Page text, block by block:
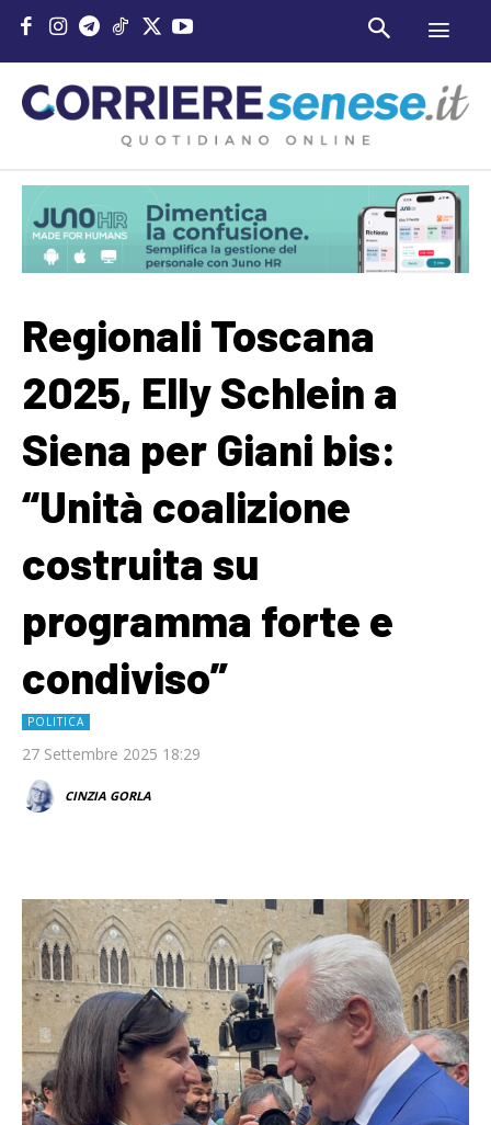
Regionali Toscana
2025, Elly Schlein a
Siena per Giani bis:
“Unità coalizione
costruita su
programma forte e
condiviso”
POLITICA
27 Settembre 2025 18:29
CINZIA GORLA